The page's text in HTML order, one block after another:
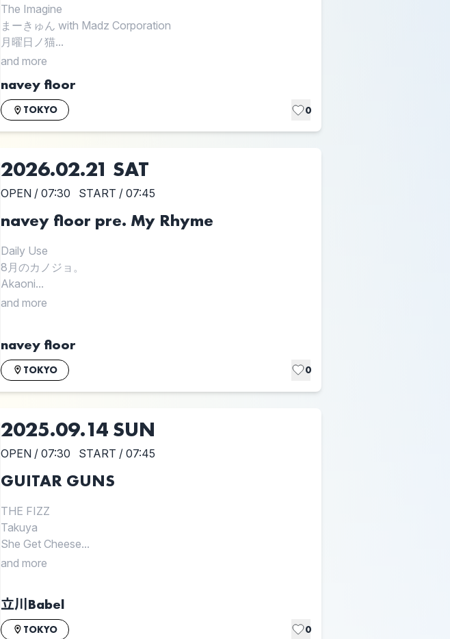
The Imagine
まーきゅん with Madz Corporation
月曜日ノ猫...
and more
navey floor
TOKYO 0
2026.02.21 SAT
OPEN / 07:30 START / 07:45
navey floor pre. My Rhyme
Daily Use
8月のカノジョ。
Akaoni...
and more
navey floor
TOKYO 0
2025.09.14 SUN
OPEN / 07:30 START / 07:45
GUITAR GUNS
THE FIZZ
Takuya
She Get Cheese...
and more
立川Babel
TOKYO 0